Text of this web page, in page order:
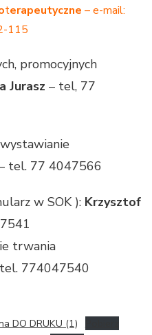
terapeutyczne – e-mail:
115
promocyjnych
Jurasz – tel, 77
tel. 77 4047566
w SOK ): Krzysztof
trwania
774047540
DO DRUKU (1)